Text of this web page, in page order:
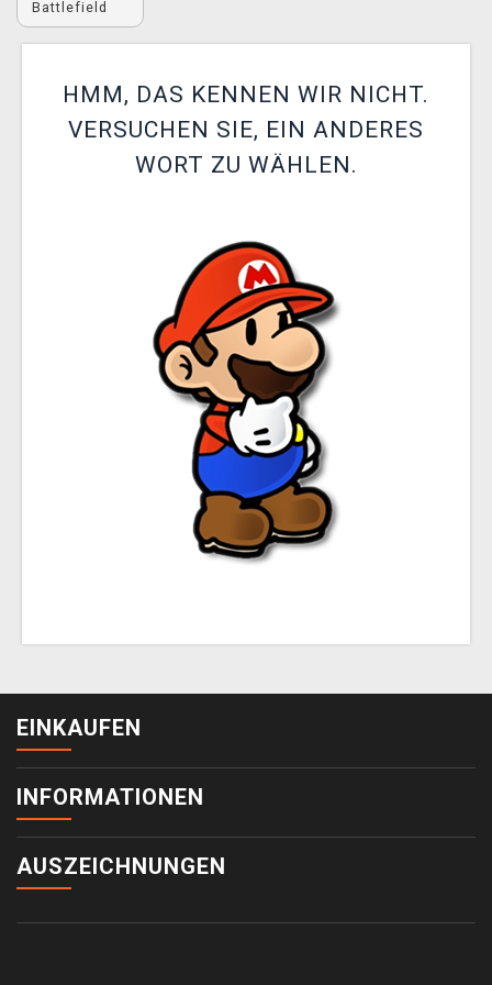
XZONE CLUB
Battlefield
HMM, DAS KENNEN WIR NICHT.
VERSUCHEN SIE, EIN ANDERES
WORT ZU WÄHLEN.
EINKAUFEN
INFORMATIONEN
AUSZEICHNUNGEN